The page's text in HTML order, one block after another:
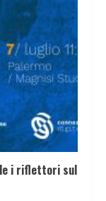
i riflettori sul